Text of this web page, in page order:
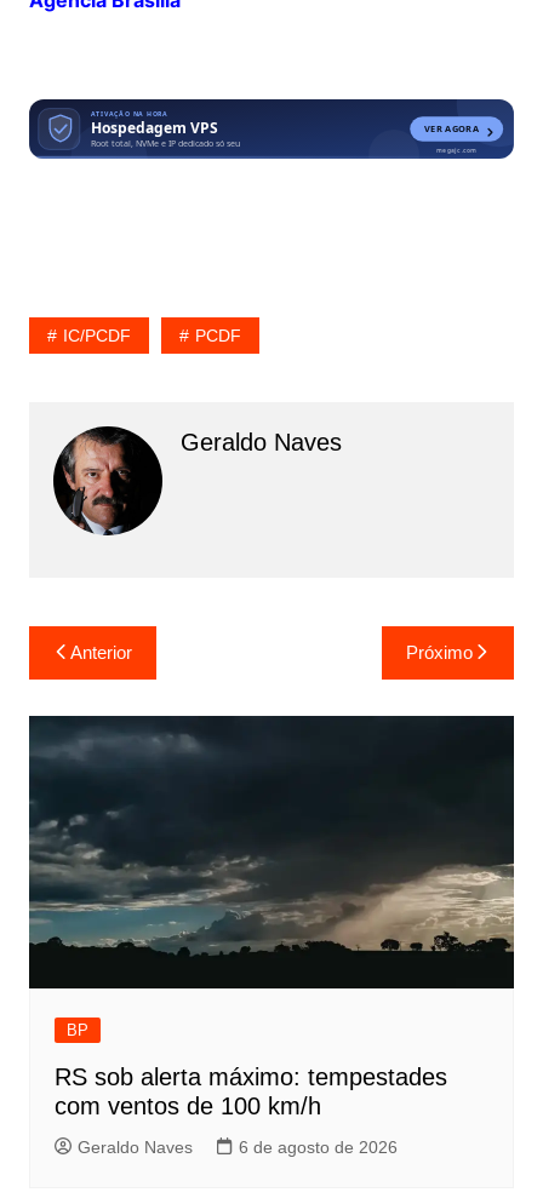
IC/PCDF PCDF
Geraldo Naves
Navegação
de
Post
Anterior Próximo
BP
RS sob alerta máximo: tempestades
com ventos de 100 km/h
Geraldo Naves 6 de agosto de 2026